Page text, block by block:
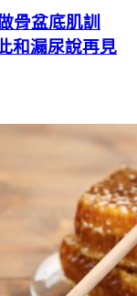
骨盆底肌訓
和漏尿說再見